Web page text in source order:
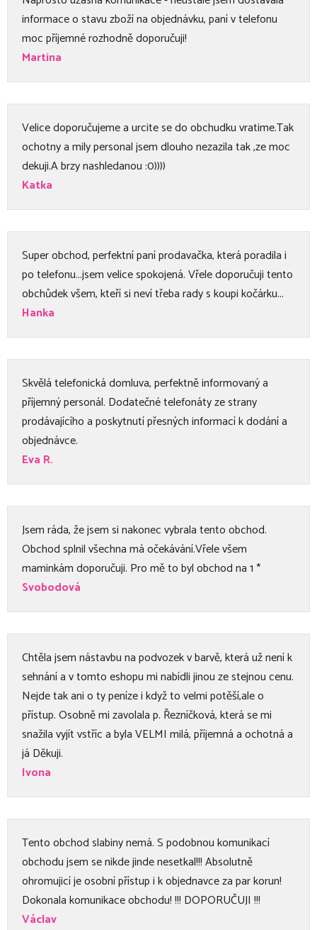
informace o stavu zboží na objednávku, paní v telefonu
moc příjemné rozhodně doporučuji!
Martina
Velice doporučujeme a urcite se do obchudku vratime.Tak
ochotny a mily personal jsem dlouho nezazila tak ,ze moc
dekuji.A brzy nashledanou :0))))
Katka
Super obchod, perfektní paní prodavačka, která poradila i
po telefonu...jsem velice spokojená. Vřele doporučuji tento
obchůdek všem, kteří si neví třeba rady s koupi kočárku...
Hanka
Skvělá telefonická domluva, perfektně informovaný a
příjemný personál. Dodatečné telefonáty ze strany
prodávajícího a poskytnutí přesných informací k dodání a
objednávce.
Eva R.
Jsem ráda, že jsem si nakonec vybrala tento obchod.
Obchod splnil všechna má očekávání.Vřele všem
maminkám doporučuji. Pro mě to byl obchod na 1 *
Svobodová
Chtěla jsem nástavbu na podvozek v barvě, která už není k
sehnání a v tomto eshopu mi nabídli jinou ze stejnou cenu.
Nejde tak ani o ty peníze i když to velmi potěší,ale o
přístup. Osobně mi zavolala p. Řezníčková, která se mi
snažila vyjít vstříc a byla VELMI milá, příjemná a ochotná a
já Děkuji.
Ivona
Tento obchod slabiny nemá. S podobnou komunikací
obchodu jsem se nikde jinde nesetkal!!! Absolutně
ohromujicí je osobní přístup i k objednavce za par korun!
Dokonala komunikace obchodu! !!! DOPORUČUJI !!!
Václav